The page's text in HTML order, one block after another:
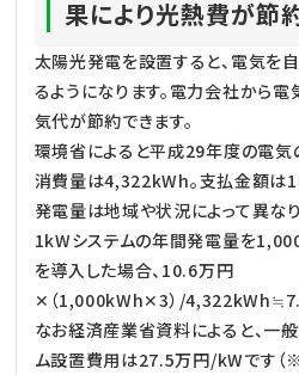
果により光熱費が節
太陽光発電を設置すると、電気を
るようになります。電力会社から
気代が節約できます。
環境省によると平成29年度の電
消費量は4,322kWh。支払金額は
発電量は地域や状況によって異な
1kWシステムの年間発電量を
を導入した場合、10.6万円
✕（1,000kWh✕3）/
なお経済産業省資料によると、一
ム設置費用は27.5万円/kWです（